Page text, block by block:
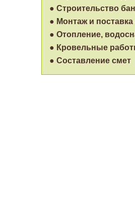
● Строительство
● Монтаж и поставка
● Отопление,
● Кровельные
● Составление смет